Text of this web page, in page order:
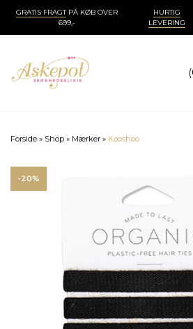
GRATIS FRAGTPÅ KØB OVER
699,-
HURTIG
LEVERING
Forside » Shop » Mærker » Kooshoo
-20%